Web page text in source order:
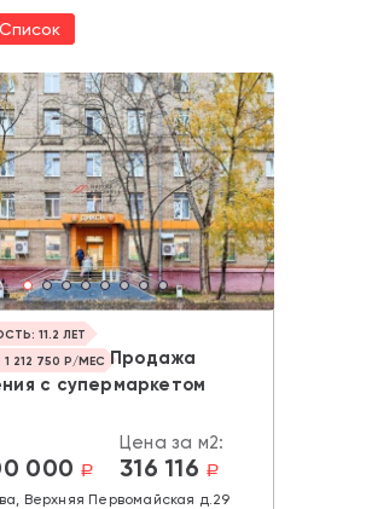
Список
11.2 ЛЕТ
212 750 Р/МЕС Продажа
с супермаркетом
000 a
Цена за м2:
316 116 a
Верхняя Первомайская д.29